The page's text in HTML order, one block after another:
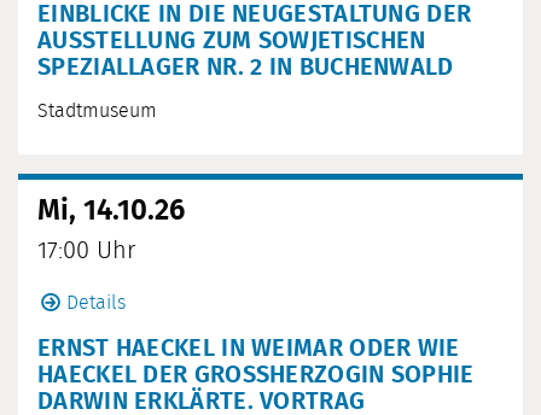
EINBLICKE IN DIE NEUGESTALTUNG DER
AUSSTELLUNG ZUM SOWJETISCHEN
SPEZIALLAGER NR. 2 IN BUCHENWALD
Stadtmuseum
Mi, 14.10.26
17:00 Uhr
Details
ERNST HAECKEL IN WEIMAR ODER WIE
HAECKEL DER GROSSHERZOGIN SOPHIE D
ARWIN ERKLÄRTE. VORTRAG